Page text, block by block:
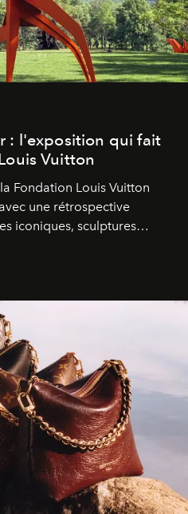
: l'exposition qui fait
Vuitton
Fondation Louis Vuitton
une rétrospective
iconiques, sculptures
mouvement, l'artiste
imaginés par Frank Gehry